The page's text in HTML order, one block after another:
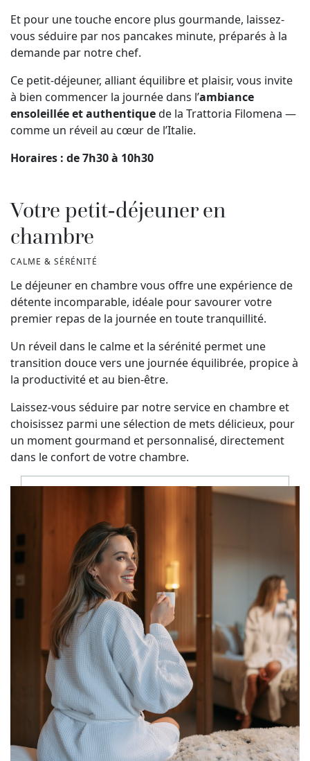
Et pour une touche encore plus gourmande, laissez-
vous séduire par nos pancakes minute, préparés à la
demande par notre chef.
Ce petit-déjeuner, alliant équilibre et plaisir, vous invite
à bien commencer la journée dans l’ambiance
ensoleillée et authentiquede la Trattoria Filomena —
comme un réveil au cœur de l’Italie.
Horaires : de 7h30 à 10h30
Votre petit-déjeuner en
chambre
CALME & SÉRÉNITÉ
Le déjeuner en chambre vous offre une expérience de
détente incomparable, idéale pour savourer votre
premier repas de la journée en toute tranquillité.
Un réveil dans le calme et la sérénité permet une
transition douce vers une journée équilibrée, propice à
la productivité et au bien-être.
Laissez-vous séduire par notre service en chambre et
choisissez parmi une sélection de mets délicieux, pour
un moment gourmand et personnalisé, directement
dans le confort de votre chambre.